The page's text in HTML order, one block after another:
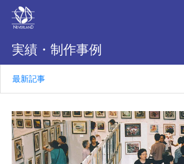
実績・制作事例
最新記事